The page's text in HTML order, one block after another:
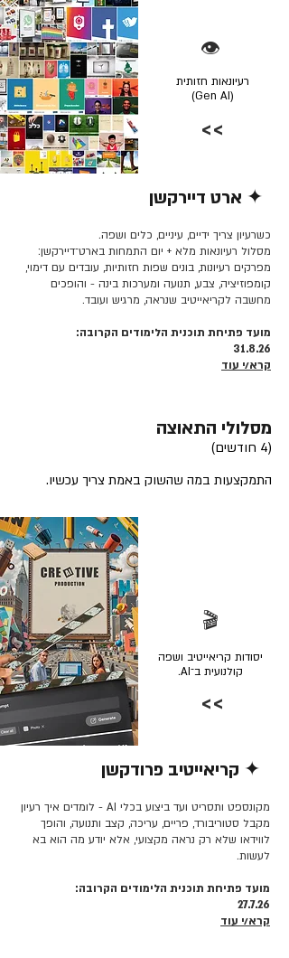
👁️
רעיונאות חזותית
(Gen AI)
>>
✦ ארט דיירקשן
כשרעיון צריך ידיים, עיניים, כלים ושפה.
מסלול רעיונאות מלא + יום התמחות בארט־דיירקשן:
מפרקים רעיונות, בונים שפות חזותיות, עובדים עם דימוי,
קומפוזיציה, צבע, תנועה ומערכות בינה - והופכים
מחשבה לקריאייטיב שנראה, מרגיש ועובד.
מועד פתיחת תוכנית הלימודים הקרובה:
31.8.26
קרא/י עוד
מסלולי התאוצה
(4 חודשים)
התמקצעות במה שהשוק באמת צריך עכשיו.
🎬
יסודות קריאייטיב ושפה
קולנועית ב־AI.
>>
✦ קריאייטיב פרודקשן
מקונספט ותסריט ועד ביצוע בכלי AI - לומדים איך רעיון
מקבל סטוריבורד, פריים, עריכה, קצב ותנועה, והופך
לווידאו שלא רק נראה מקצועי, אלא יודע מה הוא בא
לעשות.
מועד פתיחת תוכנית הלימודים הקרובה:
27.7.26
קרא/י עוד